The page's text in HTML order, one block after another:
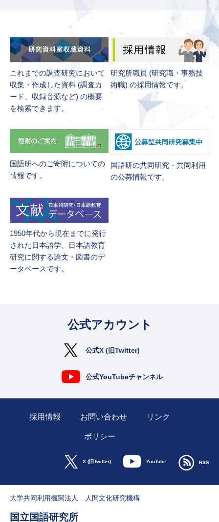
これまでの調査研究において
収集・作成した資料 (調査カ
ード、収録音源など) の概要
を検索できます。
研究所職員 (研究職・事務技
術職) の採用情報です。
国語研へのご寄附についての
情報です。
国語研の共同研究・共同利用
の公募情報です。
1950年代から現在までに発行
された日本語学、日本語教育
研究に関する論文・図書のデ
ータベースです。
公式アカウント
公式X (旧Twitter)
公式YouTubeチャンネル
採用情報 お問い合わせ リンク
ポリシー
X (旧Twitter) YouTube RSS
大学共同利用機関法人 人間文化研究機構
国立国語研究所